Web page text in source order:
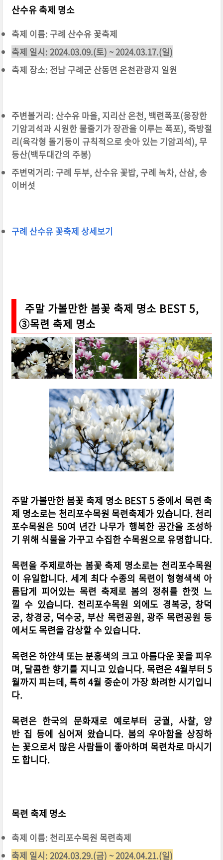
산수유 축제 명소
축제 이름: 구례 산수유 꽃축제
축제 일시: 2024.03.09.(토) ~ 2024.03.17.(일)
축제 장소: 전남 구례군 산동면 온천관광지 일원
주변볼거리: 산수유 마을, 지리산 온천, 백련폭포(웅장한
기암괴석과 시원한 물줄기가 장관을 이루는 폭포), 죽방절
리(육각형 돌기둥이 규칙적으로 솟아 있는 기암괴석), 무
등산(백두대간의 주봉)
주변먹거리: 구례 두부, 산수유 꽃밥, 구례 녹차, 산삼, 송
이버섯
구례 산수유 꽃축제 상세보기
주말 가볼만한 봄꽃 축제 명소 BEST 5,
③목련 축제 명소
주말 가볼만한 봄꽃 축제 명소 BEST 5 중에서 목련 축
제 명소로는 천리포수목원 목련축제가 있습니다. 천리
포수목원은 50여 년간 나무가 행복한 공간을 조성하
기 위해 식물을 가꾸고 수집한 수목원으로 유명합니다.
목련을 주제로하는 봄꽃 축제 명소로는 천리포수목원
이 유일합니다. 세계 최다 수종의 목련이 형형색색 아
름답게 피어있는 목련 축제로 봄의 정취를 한껏 느
낄 수 있습니다. 천리포수목원 외에도 경복궁, 창덕
궁, 창경궁, 덕수궁, 부산 목련공원, 광주 목련공원 등
에서도 목련을 감상할 수 있습니다.
목련은 하얀색 또는 분홍색의 크고 아름다운 꽃을 피우
며, 달콤한 향기를 지니고 있습니다. 목련은 4월부터 5
월까지 피는데, 특히 4월 중순이 가장 화려한 시기입니
다.
목련은 한국의 문화재로 예로부터 궁궐, 사찰, 양
반 집 등에 심어져 왔습니다. 봄의 우아함을 상징하
는 꽃으로서 많은 사람들이 좋아하며 목련차로 마시기
도 합니다.
목련 축제 명소
축제 이름: 천리포수목원 목련축제
축제 일시: 2024.03.29.(금) ~ 2024.04.21.(일)